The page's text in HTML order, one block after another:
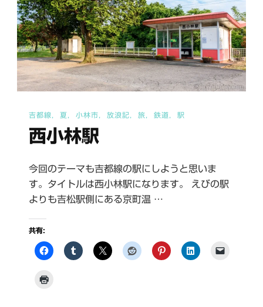
吉都線 夏 小林市 放浪記 旅 鉄道 駅
西小林駅
今回のテーマも吉都線の駅にしようと思いま
す。タイトルは西小林駅になります。 えびの駅
よりも吉松駅側にある京町温 …
共有: